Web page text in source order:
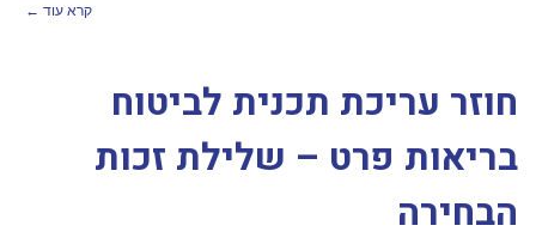
קרא עוד ←
חוזר עריכת תכנית לביטוח
בריאות פרט – שלילת זכות
הבחירה